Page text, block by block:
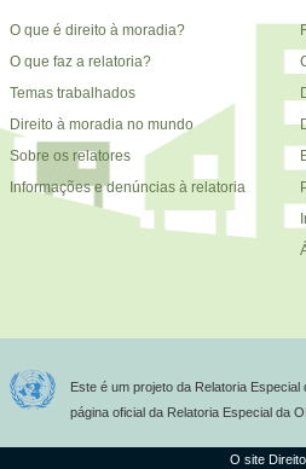
O que é direito à moradia?
O que faz a relatoria?
Temas trabalhados
Direito à moradia no mundo
Sobre os relatores
Informações e denúncias à relatoria
Este é um projeto da Relatoria
página oficial da Relatoria Especial da
O site